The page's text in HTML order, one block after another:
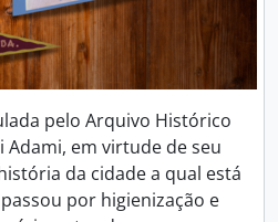
pelo Arquivo Histórico
Adami, em virtude de seu
da cidade a qual está
por higienização e